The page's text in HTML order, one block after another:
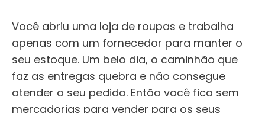
Você abriu uma loja de roupas e trabalha
apenas com um fornecedor para manter o
seu estoque. Um belo dia, o caminhão que
faz as entregas quebra e não consegue
atender o seu pedido. Então você fica sem
mercadorias para vender para os seus